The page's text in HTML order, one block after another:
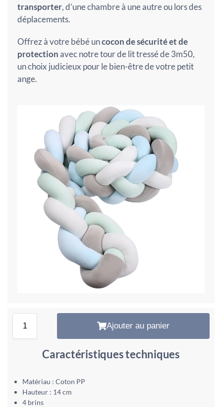
transporter, d’une chambre à une autre ou lors des
déplacements.
Offrez à votre bébé uncocon de sécurité et de
protectionavec notre tour de lit tressé de 3m50,
un choix judicieux pour le bien-être de votre petit
ange.
Ajouter au panier
Caractéristiques techniques
Matériau : Coton PP
Hauteur : 14 cm
4 brins